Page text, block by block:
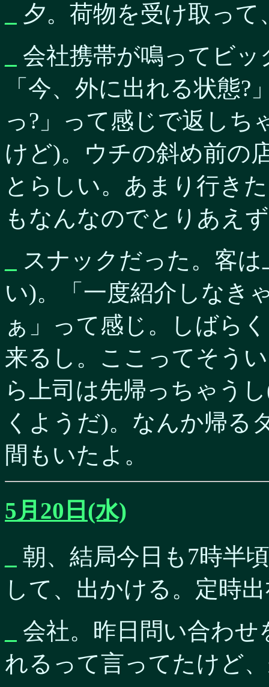
夕。荷物を受け取っ
会社携帯が鳴ってビ
「今、外に出れる状態
っ?」って感じで返しち
けど)。ウチの斜め前の
とらしい。あまり行き
もなんなのでとりあえ
スナックだった。客
い)。「一度紹介しなき
ぁ」って感じ。しばら
来るし。ここってそう
ら上司は先帰っちゃう
くようだ)。なんか帰る
間もいたよ。
5月20日(水)
朝、結局今日も7時半
して、出かける。定時
会社。昨日問い合わ
れるって言ってたけど